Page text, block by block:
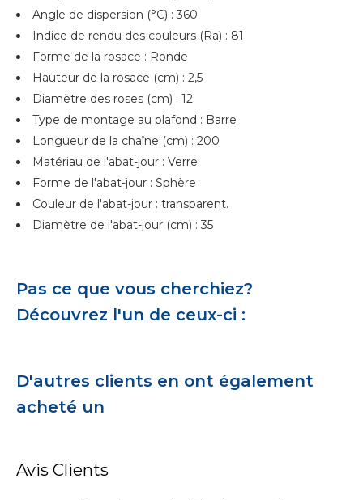
Angle de dispersion (°C) : 360
Indice de rendu des couleurs (Ra) : 81
Forme de la rosace : Ronde
Hauteur de la rosace (cm) : 2,5
Diamètre des roses (cm) : 12
Type de montage au plafond : Barre
Longueur de la chaîne (cm) : 200
Matériau de l'abat-jour : Verre
Forme de l'abat-jour : Sphère
Couleur de l'abat-jour : transparent.
Diamètre de l'abat-jour (cm) : 35
Pas ce que vous cherchiez?
Découvrez l'un de ceux-ci :
D'autres clients en ont également
acheté un
Avis Clients